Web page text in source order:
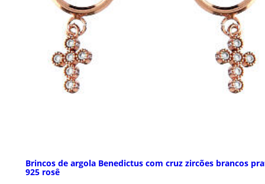
Brincos de argola Benedictus com cruz zircões brancos
925 rosê